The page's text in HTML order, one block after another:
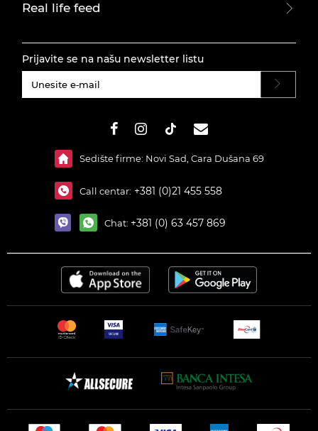
Real life feed
Prijavite se na našu newsletter listu
Sedište firme: Novi Sad, Cara Dušana 69
Call centar: +381 (0)21 455 558
Chat: +381 (0) 63 457 869